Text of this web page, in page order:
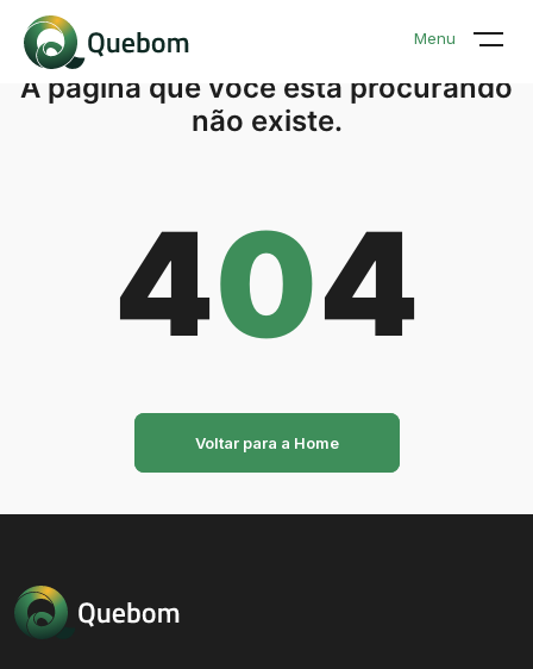
Menu
A página que você está procurando
não existe.
404
Voltar para a Home